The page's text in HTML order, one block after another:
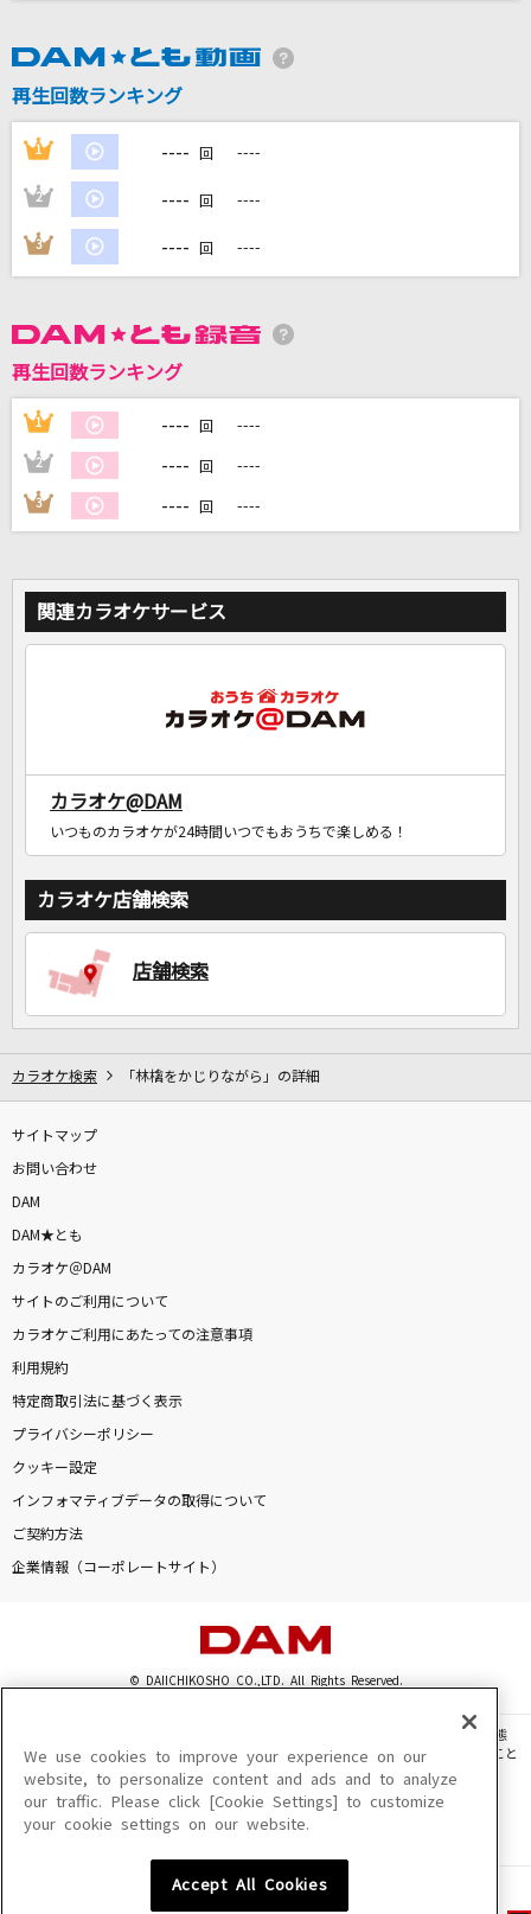
星野 源
カラオケ最新情報をチェック！
再生回数ランキング
1 ---- 回 ----
2 ---- 回 ----
3 ---- 回 ----
再生回数ランキング
1 ---- 回 ----
2 ---- 回 ----
3 ---- 回 ----
関連カラオケサービス
カラオケ@DAM
いつものカラオケが24時間いつでもおうちで楽しめる！
カラオケ店舗検索
店舗検索
カラオケ検索 「林檎をかじりながら」の詳細
サイトマップ
お問い合わせ
DAM
DAM★とも
カラオケ＠DAM
サイトのご利用について
カラオケご利用にあたっての注意事項
利用規約
特定商取引法に基づく表示
プライバシーポリシー
クッキー設定
インフォマティブデータの取得について
ご契約方法
企業情報（コーポレートサイト）
© DAIICHIKOSHO CO.,LTD. All Rights Reserved.
このサイトに掲載されている一切の文章・画像・写真・動画・音声等を、手段や形態
を問わず、著作権法の定める範囲を超えて無断で複製、転載、ファイル化などすること
を禁じます。
楽曲及びコンテンツは、機種によりご利用いただけない場合があります。
楽曲及びコンテンツの配信日、配信内容が変更になる場合があります。
We use cookies to improve your experience on our
website, to personalize content and ads and to analyze
our traffic. Please click [Cookie Settings] to customize
your cookie settings on our website.
Accept All Cookies